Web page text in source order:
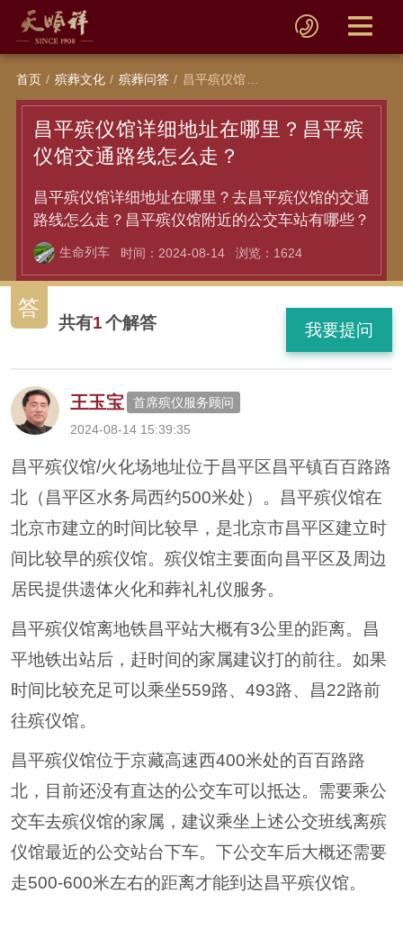
首页 殡葬文化 殡葬问答 昌平殡仪馆详细地址在哪里？昌平殡仪馆交通路线怎么走？
昌平殡仪馆详细地址在哪里？昌平殡
仪馆交通路线怎么走？
昌平殡仪馆详细地址在哪里？去昌平殡仪馆的交通
路线怎么走？昌平殡仪馆附近的公交车站有哪些？
生命列车 时间：2024-08-14 浏览：1624
答
共有1个解答 我要提问
王玉宝
首席殡仪服务顾问
2024-08-14 15:39:35
昌平殡仪馆/火化场地址位于昌平区昌平镇百百路路
北（昌平区水务局西约500米处）。昌平殡仪馆在
北京市建立的时间比较早，是北京市昌平区建立时
间比较早的殡仪馆。殡仪馆主要面向昌平区及周边
居民提供遗体火化和葬礼礼仪服务。
昌平殡仪馆离地铁昌平站大概有3公里的距离。昌
平地铁出站后，赶时间的家属建议打的前往。如果
时间比较充足可以乘坐559路、493路、昌22路前
往殡仪馆。
昌平殡仪馆位于京藏高速西400米处的百百路路
北，目前还没有直达的公交车可以抵达。需要乘公
交车去殡仪馆的家属，建议乘坐上述公交班线离殡
仪馆最近的公交站台下车。下公交车后大概还需要
走500-600米左右的距离才能到达昌平殡仪馆。